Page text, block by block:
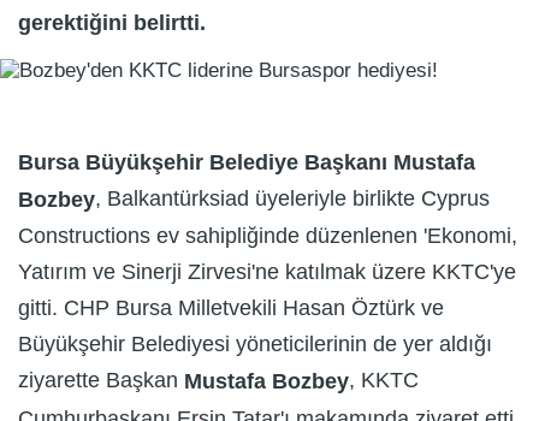
gerektiğini belirtti.
Bursa Büyükşehir Belediye Başkanı Mustafa
Bozbey, Balkantürksiad üyeleriyle birlikte Cyprus
Constructions ev sahipliğinde düzenlenen 'Ekonomi,
Yatırım ve Sinerji Zirvesi'ne katılmak üzere KKTC'ye
gitti. CHP Bursa Milletvekili Hasan Öztürk ve
Büyükşehir Belediyesi yöneticilerinin de yer aldığı
ziyarette Başkan Mustafa Bozbey, KKTC